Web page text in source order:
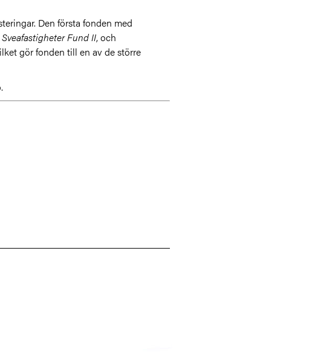
Den första fonden med
Sveafastigheter Fund II, och
gör fonden till en av de större